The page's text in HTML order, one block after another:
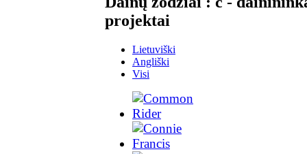
projektai
Lietuviški
Angliški
Visi